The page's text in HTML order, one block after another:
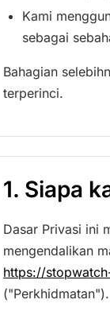
Kami
sebagai
Bahagian
terperinci.
1. Siapa
Dasar Privasi ini
mengendalikan
https://
("Perkhidmatan").